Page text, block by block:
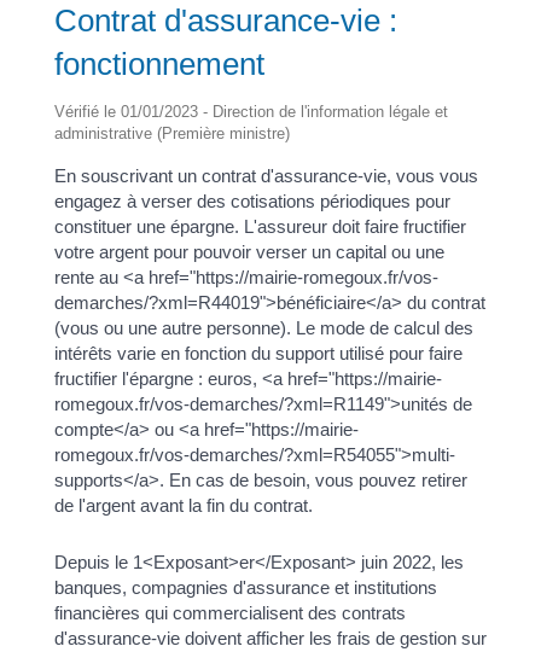
Contrat d'assurance-vie :
fonctionnement
Vérifié le 01/01/2023 - Direction de l'information légale et
administrative (Première ministre)
En souscrivant un contrat d'assurance-vie, vous vous
engagez à verser des cotisations périodiques pour
constituer une épargne. L'assureur doit faire fructifier
votre argent pour pouvoir verser un capital ou une
rente au <a href="https://mairie-romegoux.fr/vos-
demarches/?xml=R44019">bénéficiaire</a> du contrat
(vous ou une autre personne). Le mode de calcul des
intérêts varie en fonction du support utilisé pour faire
fructifier l'épargne : euros, <a href="https://mairie-
romegoux.fr/vos-demarches/?xml=R1149">unités de
compte</a> ou <a href="https://mairie-
romegoux.fr/vos-demarches/?xml=R54055">multi-
supports</a>. En cas de besoin, vous pouvez retirer
de l'argent avant la fin du contrat.
Depuis le 1<Exposant>er</Exposant> juin 2022, les
banques, compagnies d'assurance et institutions
financières qui commercialisent des contrats
d'assurance-vie doivent afficher les frais de gestion sur